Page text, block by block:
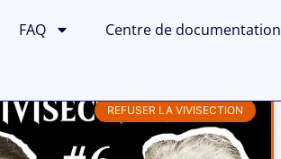
FAQ Centre de documentation
REFUSER LA VIVISECTION